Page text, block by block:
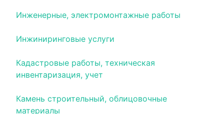
Инженерные, электромонтажные работы
Инжиниринговые услуги
Кадастровые работы, техническая
инвентаризация, учет
Камень строительный, облицовочные
материалы